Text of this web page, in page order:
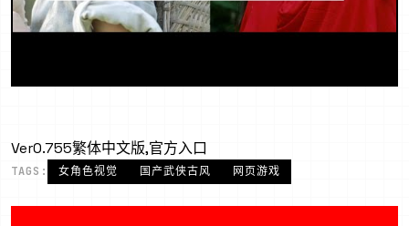
Ver0.755繁体中文版,官方入口
TAGS: 女角色视觉 国产武侠古风 网页游戏